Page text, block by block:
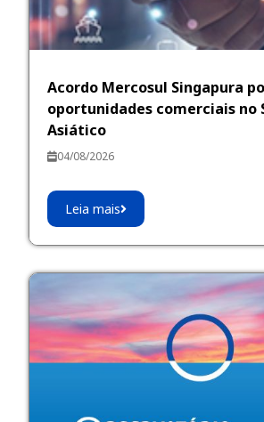
Acordo Mercosul Singapura
oportunidades comerciais no
Asiático
04/08/2026
Leia mais